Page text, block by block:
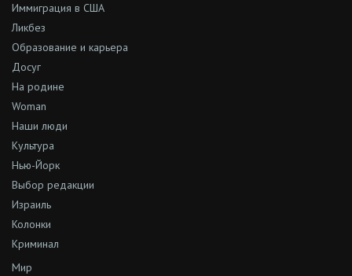
Иммиграция в США
Ликбез
Образование и карьера
Досуг
На родине
Woman
Наши люди
Культура
Нью-Йорк
Выбор редакции
Израиль
Колонки
Криминал
Мир